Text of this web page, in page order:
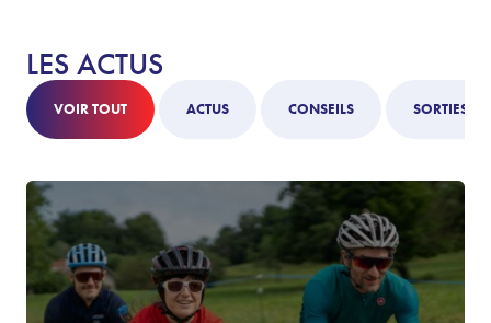
LES ACTUS
VOIR TOUT ACTUS CONSEILS SORTIES